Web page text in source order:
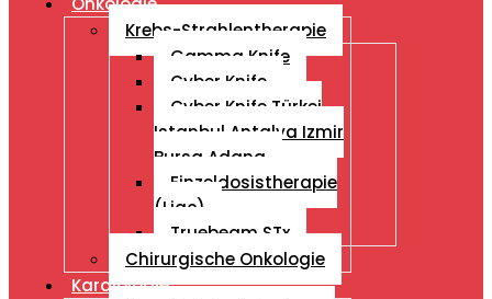
Krebs-Strahlentherapie
Gamma Knife
Cyber Knife
Cyber ​​Knife Türkei
Istanbul Antalya Izmir
Bursa Adana
Einzeldosistherapie
(Liac)
Truebeam STx
Chirurgische Onkologie
Kardiologie